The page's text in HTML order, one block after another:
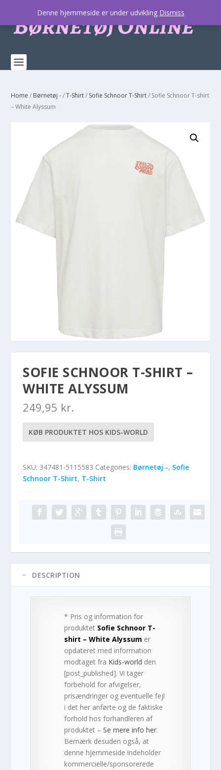
Home / Børnetøj -/T-Shirt/ Sofie Schnoor T-Shirt/ Sofie Schnoor T-shirt
– White Alyssum
SOFIE SCHNOOR T-SHIRT –
WHITE ALYSSUM
249,95 kr.
KØB PRODUKTET HOS KIDS-WORLD
SKU: 347481-5115583 Categories: Børnetøj -, Sofie
Schnoor T-Shirt, T-Shirt
DESCRIPTION
* Pris og information for
produktet Sofie Schnoor T-
shirt – White Alyssum er
opdateret med information
modtaget fra Kids-world den
[post_published]. Vi tager
forbehold for afvigelser,
prisændringer og eventuelle fejl
i det her anførte og de faktiske
forhold hos forhandleren af
produktet –Se mere info her.
Bemærk desuden også, at
denne hjemmeside indeholder
kommercielle/sponsorerede
Denne hjemmeside er under udvikling Dismiss